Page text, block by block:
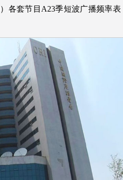
各套节目A23季短波广播频率